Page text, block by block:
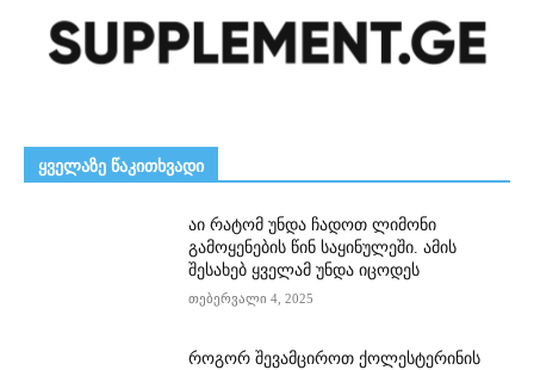
ᲧᲕᲔᲚᲐᲖᲔ ᲬᲐᲙᲘᲗᲮᲕᲐᲓᲘ
აი რატომ უნდა ჩადოთ ლიმონი
გამოყენების წინ საყინულეში. ამის
შესახებ ყველამ უნდა იცოდეს
თებერვალი 4, 2025
როგორ შევამციროთ ქოლესტერინის